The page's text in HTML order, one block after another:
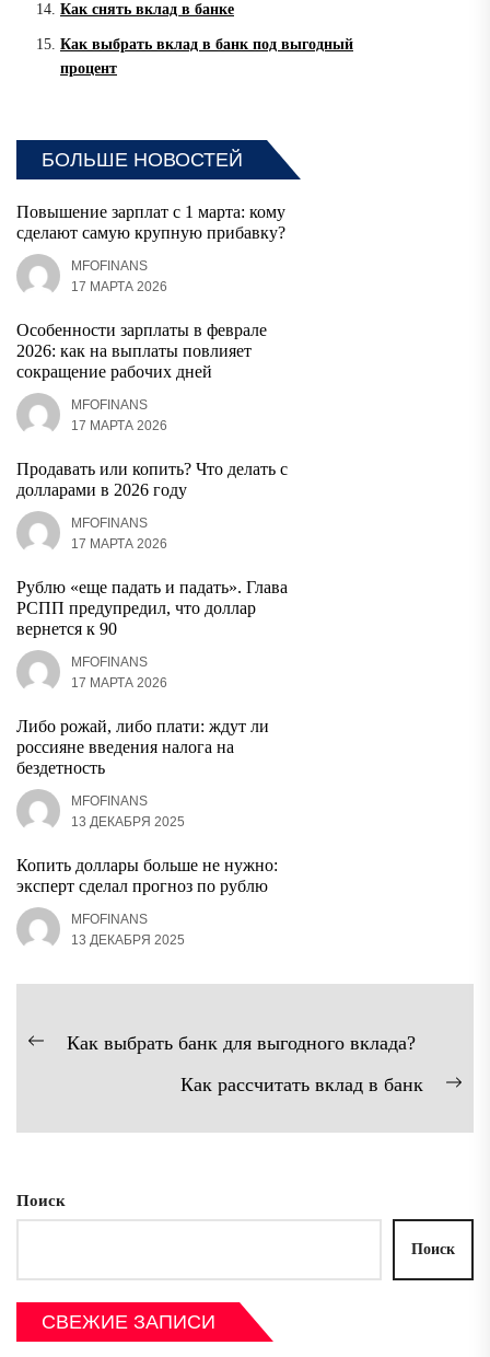
Как снять вклад в банке
Как выбрать вклад в банк под выгодный
процент
БОЛЬШЕ НОВОСТЕЙ
Повышение зарплат с 1 марта: кому
сделают самую крупную прибавку?
MFOFINANS
17 МАРТА 2026
Особенности зарплаты в феврале
2026: как на выплаты повлияет
сокращение рабочих дней
MFOFINANS
17 МАРТА 2026
Продавать или копить? Что делать с
долларами в 2026 году
MFOFINANS
17 МАРТА 2026
Рублю «еще падать и падать». Глава
РСПП предупредил, что доллар
вернется к 90
MFOFINANS
17 МАРТА 2026
Либо рожай, либо плати: ждут ли
россияне введения налога на
бездетность
MFOFINANS
13 ДЕКАБРЯ 2025
Копить доллары больше не нужно:
эксперт сделал прогноз по рублю
MFOFINANS
13 ДЕКАБРЯ 2025
Навигация
Предыдущая
Как выбрать банк для выгодного вклада?
Как рассчитать вклад в банк
Поиск
Поиск
СВЕЖИЕ ЗАПИСИ